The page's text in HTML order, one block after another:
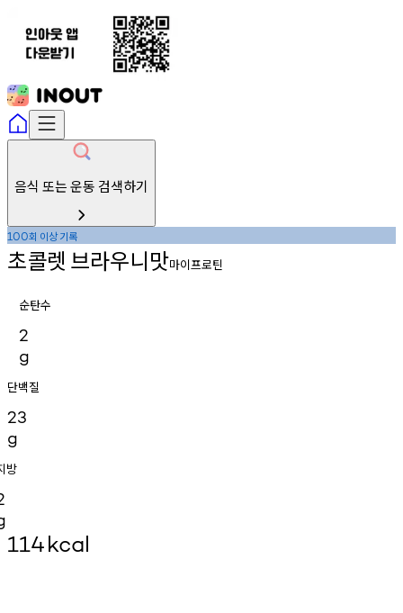
음식 또는 운동 검색하기
100회 이상기록
초콜렛 브라우니맛마이프로틴
순탄수
2
g
단백질
23
g
방
114kcal